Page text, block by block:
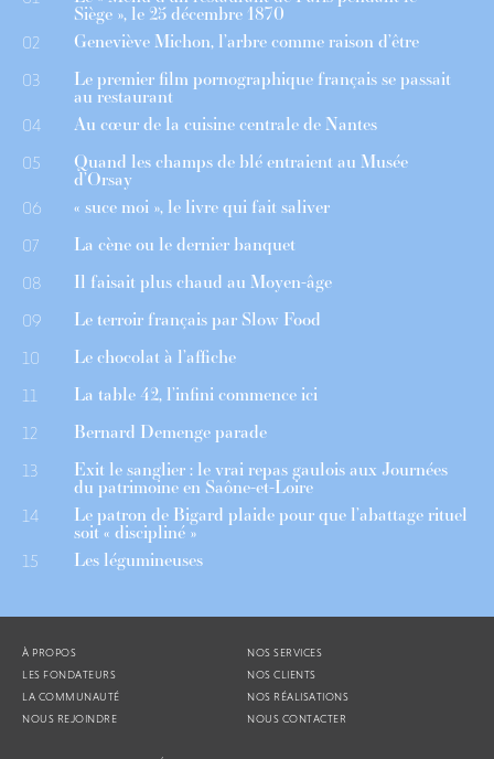
Siège », le 25 décembre 1870
02 Geneviève Michon, l’arbre comme raison d’être
03 Le premier film pornographique français se passait
au restaurant
04 Au cœur de la cuisine centrale de Nantes
05 Quand les champs de blé entraient au Musée
d’Orsay
06 « suce moi », le livre qui fait saliver
07 La cène ou le dernier banquet
08 Il faisait plus chaud au Moyen-âge
09 Le terroir français par Slow Food
10 Le chocolat à l’affiche
11 La table 42, l’infini commence ici
12 Bernard Demenge parade
13 Exit le sanglier : le vrai repas gaulois aux Journées
du patrimoine en Saône-et-Loire
14 Le patron de Bigard plaide pour que l’abattage rituel
soit « discipliné »
15 Les légumineuses
À PROPOS
LES FONDATEURS
LA COMMUNAUTÉ
NOUS REJOINDRE
NOS SERVICES
NOS CLIENTS
NOS RÉALISATIONS
NOUS CONTACTER